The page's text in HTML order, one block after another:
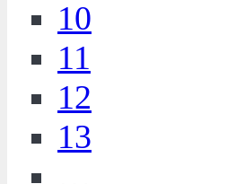
10
11
12
13
…